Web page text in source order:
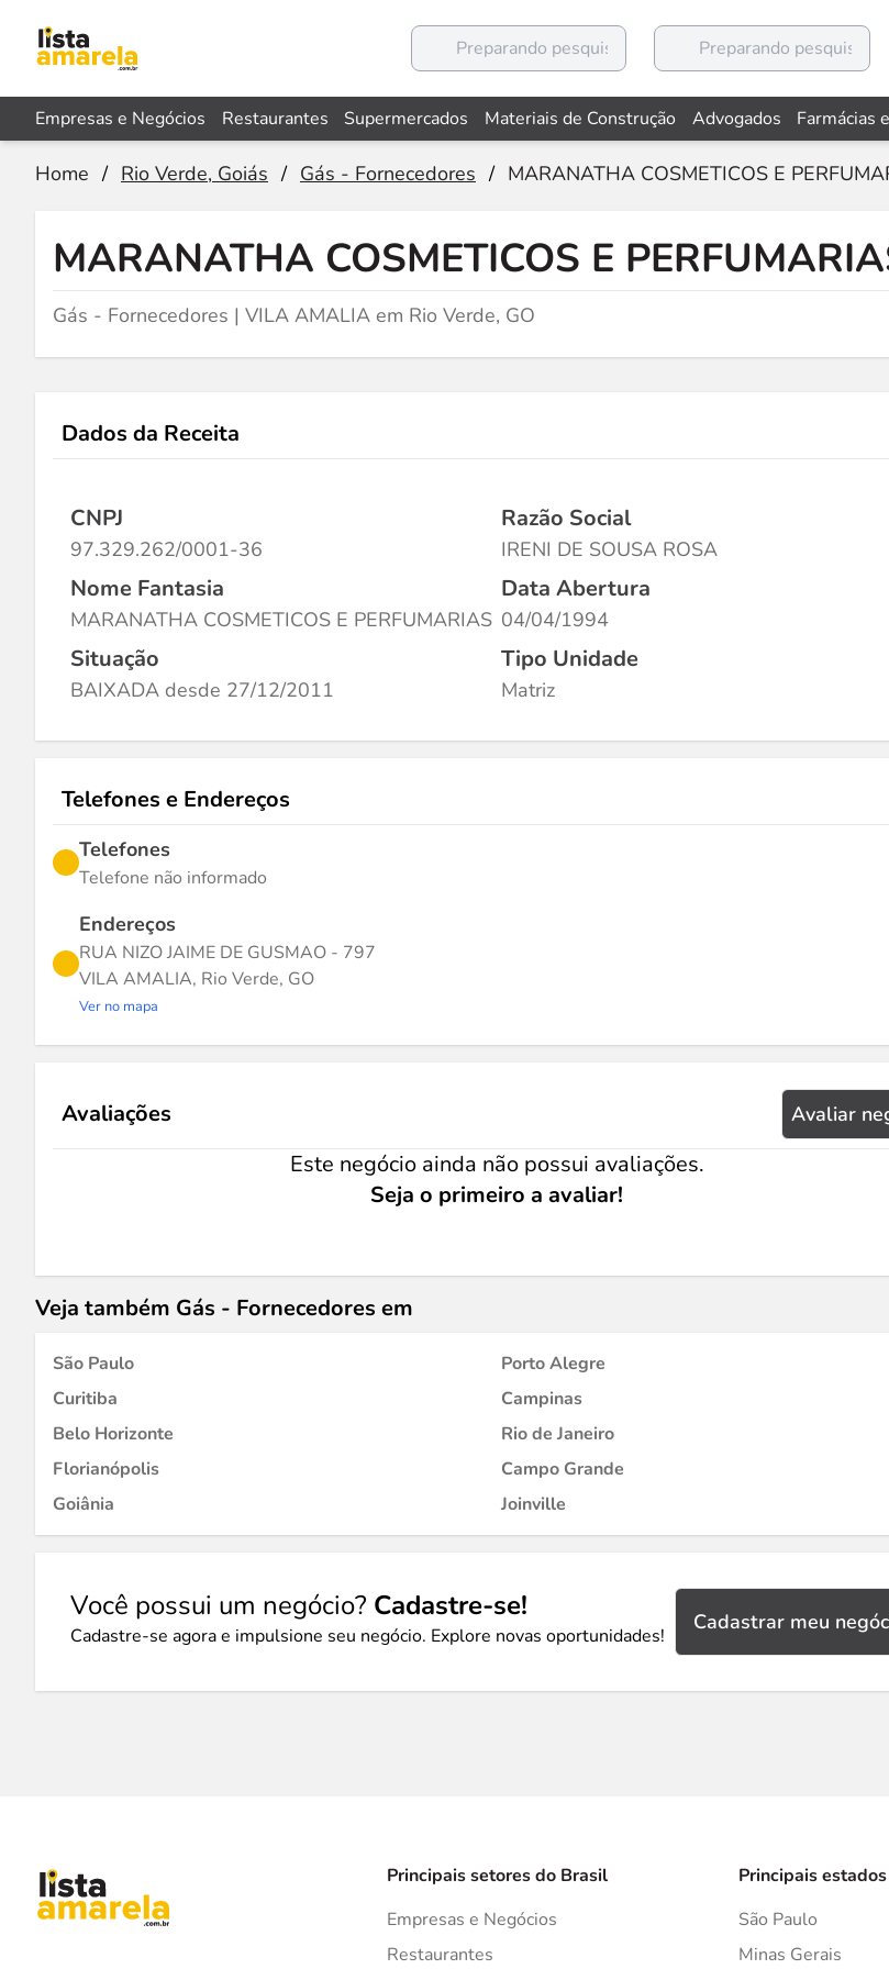
Empresas e Negócios Restaurantes Supermercados Materiais de Construção Advogados Farmácias
Home / Rio Verde, Goiás / Gás - Fornecedores / MARANATHA COSMETICOS E
MARANATHA COSMETICOS E
Gás - Fornecedores | VILA AMALIA em Rio Verde, GO
Dados da Receita
CNPJ
97.329.262/0001-36
Razão Social
IRENI DE SOUSA ROSA
Nome Fantasia
MARANATHA COSMETICOS E PERFUMARIAS
Data Abertura
04/04/1994
Situação
BAIXADA desde 27/12/2011
Tipo Unidade
Matriz
Telefones e Endereços
Telefones
Telefone não informado
Endereços
RUA NIZO JAIME DE GUSMAO - 797
VILA AMALIA, Rio Verde, GO
Ver no mapa
Avaliações Avaliar
Este negócio ainda não possui avaliações.
Seja o primeiro a avaliar!
Veja também Gás - Fornecedores em
São Paulo
Porto Alegre
Curitiba
Campinas
Belo Horizonte
Rio de Janeiro
Florianópolis
Campo Grande
Goiânia
Joinville
Você possui um negócio? Cadastre-se!
Cadastre-se agora e impulsione seu negócio. Explore novas oportunidades!
Cadastrar meu
Principais setores do Brasil
Empresas e Negócios
Restaurantes
Principais
São Paulo
Minas Gerais